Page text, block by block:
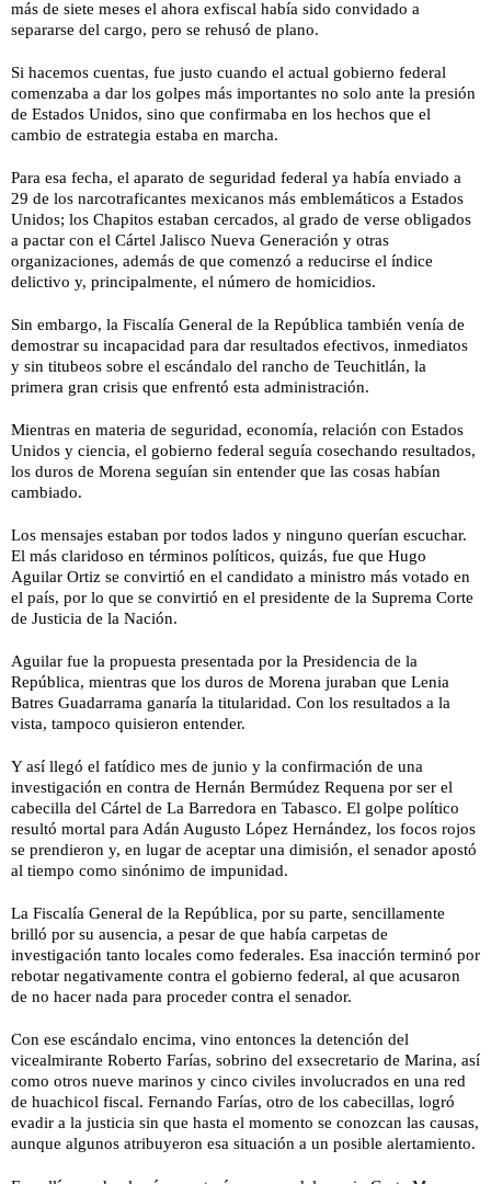
más de siete meses el ahora exfiscal había sido convidado a
separarse del cargo, pero se rehusó de plano.
Si hacemos cuentas, fue justo cuando el actual gobierno federal
comenzaba a dar los golpes más importantes no solo ante la presión
de Estados Unidos, sino que confirmaba en los hechos que el
cambio de estrategia estaba en marcha.
Para esa fecha, el aparato de seguridad federal ya había enviado a
29 de los narcotraficantes mexicanos más emblemáticos a Estados
Unidos; los Chapitos estaban cercados, al grado de verse obligados
a pactar con el Cártel Jalisco Nueva Generación y otras
organizaciones, además de que comenzó a reducirse el índice
delictivo y, principalmente, el número de homicidios.
Sin embargo, la Fiscalía General de la República también venía de
demostrar su incapacidad para dar resultados efectivos, inmediatos
y sin titubeos sobre el escándalo del rancho de Teuchitlán, la
primera gran crisis que enfrentó esta administración.
Mientras en materia de seguridad, economía, relación con Estados
Unidos y ciencia, el gobierno federal seguía cosechando resultados,
los duros de Morena seguían sin entender que las cosas habían
cambiado.
Los mensajes estaban por todos lados y ninguno querían escuchar.
El más claridoso en términos políticos, quizás, fue que Hugo
Aguilar Ortiz se convirtió en el candidato a ministro más votado en
el país, por lo que se convirtió en el presidente de la Suprema Corte
de Justicia de la Nación.
Aguilar fue la propuesta presentada por la Presidencia de la
República, mientras que los duros de Morena juraban que Lenia
Batres Guadarrama ganaría la titularidad. Con los resultados a la
vista, tampoco quisieron entender.
Y así llegó el fatídico mes de junio y la confirmación de una
investigación en contra de Hernán Bermúdez Requena por ser el
cabecilla del Cártel de La Barredora en Tabasco. El golpe político
resultó mortal para Adán Augusto López Hernández, los focos rojos
se prendieron y, en lugar de aceptar una dimisión, el senador apostó
al tiempo como sinónimo de impunidad.
La Fiscalía General de la República, por su parte, sencillamente
brilló por su ausencia, a pesar de que había carpetas de
investigación tanto locales como federales. Esa inacción terminó por
rebotar negativamente contra el gobierno federal, al que acusaron
de no hacer nada para proceder contra el senador.
Con ese escándalo encima, vino entonces la detención del
vicealmirante Roberto Farías, sobrino del exsecretario de Marina, así
como otros nueve marinos y cinco civiles involucrados en una red
de huachicol fiscal. Fernando Farías, otro de los cabecillas, logró
evadir a la justicia sin que hasta el momento se conozcan las causas,
aunque algunos atribuyeron esa situación a un posible alertamiento.